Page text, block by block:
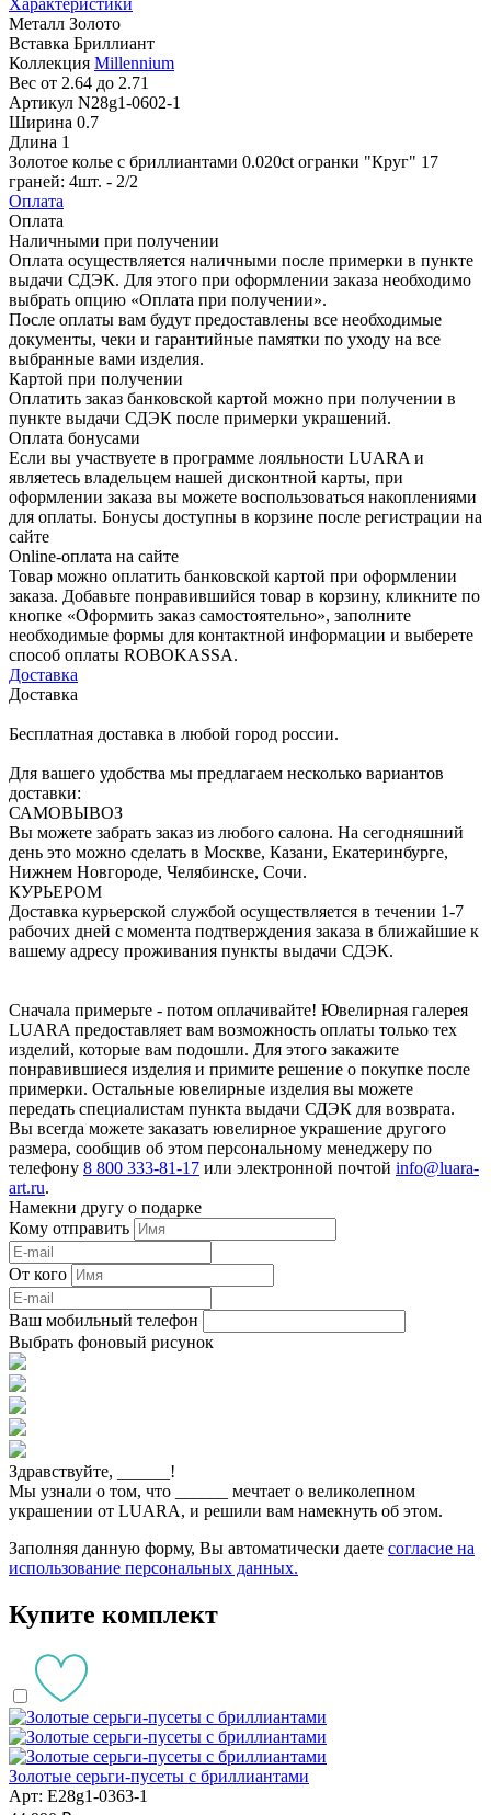
Металл Золото
Вставка Бриллиант
Коллекция Millennium
Вес от 2.64 до 2.71
Артикул N28g1-0602-1
Ширина 0.7
Длина 1
Золотое колье с бриллиантами 0.020ct огранки "Круг" 17
граней: 4шт. - 2/2
Оплата
Оплата
Наличными при получении
Оплата осуществляется наличными после примерки в пункте
выдачи СДЭК. Для этого при оформлении заказа необходимо
выбрать опцию «Оплата при получении».
После оплаты вам будут предоставлены все необходимые
документы, чеки и гарантийные памятки по уходу на все
выбранные вами изделия.
Картой при получении
Оплатить заказ банковской картой можно при получении в
пункте выдачи СДЭК после примерки украшений.
Оплата бонусами
Если вы участвуете в программе лояльности LUARA и
являетесь владельцем нашей дисконтной карты, при
оформлении заказа вы можете воспользоваться накоплениями
для оплаты. Бонусы доступны в корзине после регистрации на
сайте
Online-оплата на сайте
Товар можно оплатить банковской картой при оформлении
заказа. Добавьте понравившийся товар в корзину, кликните по
кнопке «Оформить заказ самостоятельно», заполните
необходимые формы для контактной информации и выберете
способ оплаты ROBOKASSA.
Доставка
Доставка
Бесплатная доставка в любой город россии.
Для вашего удобства мы предлагаем несколько вариантов
доставки:
САМОВЫВОЗ
Вы можете забрать заказ из любого салона. На сегодняшний
день это можно сделать в Москве, Казани, Екатеринбурге,
Нижнем Новгороде, Челябинске, Сочи.
КУРЬЕРОМ
Доставка курьерской службой осуществляется в течении 1-7
рабочих дней с момента подтверждения заказа в ближайшие к
вашему адресу проживания пункты выдачи СДЭК.
Сначала примерьте - потом оплачивайте! Ювелирная галерея
LUARA предоставляет вам возможность оплаты только тех
изделий, которые вам подошли. Для этого закажите
понравившиеся изделия и примите решение о покупке после
примерки. Остальные ювелирные изделия вы можете
передать специалистам пункта выдачи СДЭК для возврата.
Вы всегда можете заказать ювелирное украшение другого
размера, сообщив об этом персональному менеджеру по
телефону 8 800 333-81-17 или электронной почтой info@luara-
art.ru.
Намекни другу о подарке
Кому отправить
От кого
Ваш мобильный телефон
Выбрать фоновый рисунок
Здравствуйте,
!
Мы узнали о том, что
мечтает о великолепном
украшении от LUARA, и решили вам намекнуть об этом.
Заполняя данную форму, Вы автоматически даете согласие на
использование персональных данных.
Купите комплект
Золотые серьги-пусеты с бриллиантами
Арт: E28g1-0363-1